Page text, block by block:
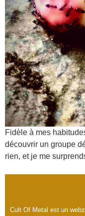
Fidèle à mes
découvrir un groupe
rien, et je me
Cult Of Metal est un